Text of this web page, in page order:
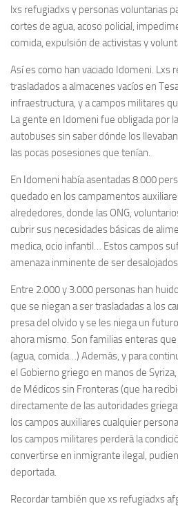
lxs refugiadxs y personas voluntarias
cortes de agua, acoso policial,
comida, expulsión de activistas y
Así es como han vaciado Idomeni. Lxs
trasladados a almacenes vacíos en
infraestructura, y a campos militares
La gente en Idomeni fue obligada por
autobuses sin saber dónde los
las pocas posesiones que tenían.
En Idomeni había asentadas 8.000
quedado en los campamentos
alrededores, donde las ONG,
cubrir sus necesidades básicas de
medica, ocio infantil… Estos campos
amenaza inminente de ser
Entre 2.000 y 3.000 personas han
que se niegan a ser trasladadas a los
presa del olvido y se les niega un
ahora mismo. Son familias enteras
(agua, comida…) Además, y para
el Gobierno griego en manos de
de Médicos sin Fronteras (que ha
directamente de las autoridades
los campos auxiliares cualquier
los campos militares perderá la
convertirse en inmigrante ilegal,
deportada.
Recordar también que xs refugiadxs